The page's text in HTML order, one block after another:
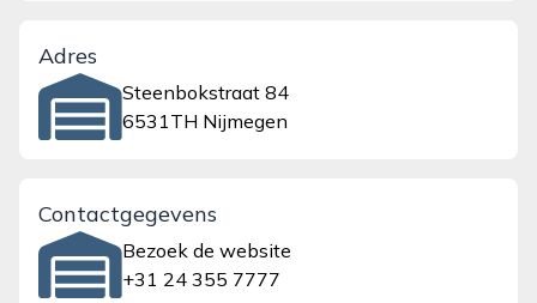
Adres
Steenbokstraat 84
6531TH Nijmegen
Contactgegevens
Bezoek de website
+31 24 355 7777